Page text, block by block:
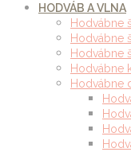
HODVÁB A VLNA
Hodvábne
Hodvábne
Hodvábne
Hodvábne
Hodvábne